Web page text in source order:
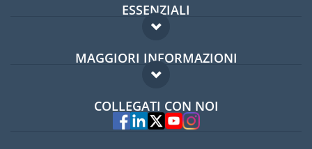
ESSENZIALI
Forum per expat
Guida per expat
MAGGIORI INFORMAZIONI
Domande frequenti
Esperti
COLLEGATI CON NOI